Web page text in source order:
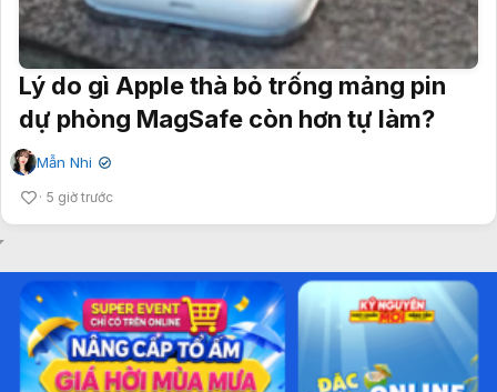
Lý do gì Apple thà bỏ trống mảng pin
dự phòng MagSafe còn hơn tự làm?
Mẫn Nhi ✔
5 giờ trước